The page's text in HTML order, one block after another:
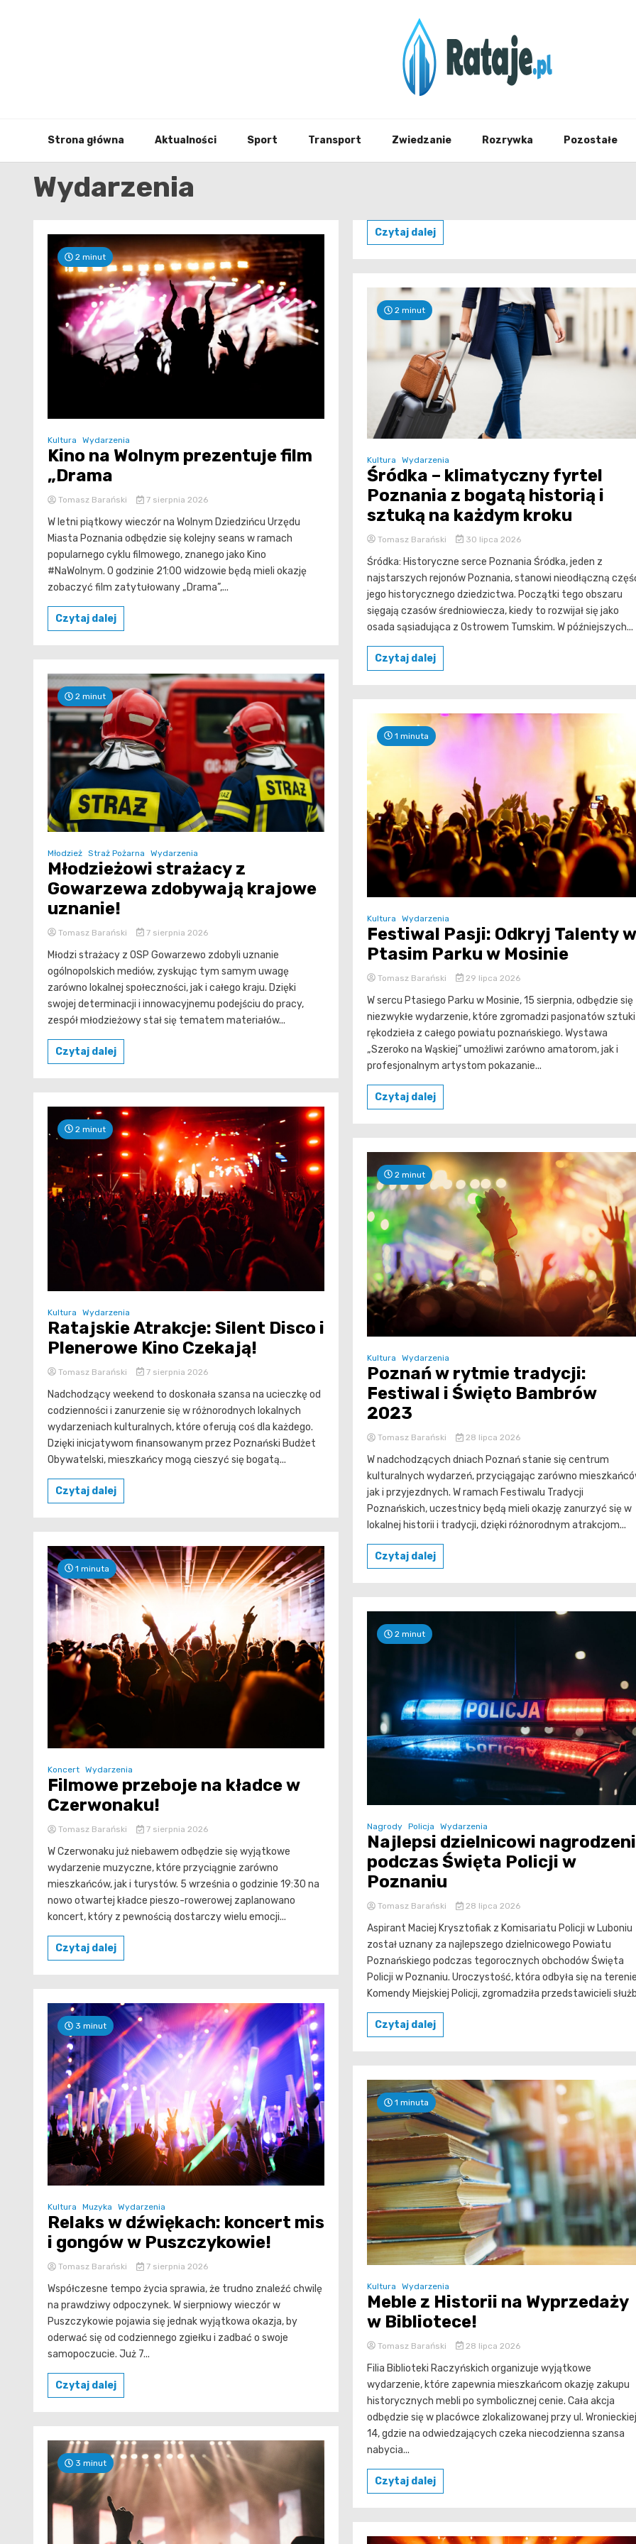
Strona główna Aktualności Sport Transport Zwiedzanie Rozrywka Pozostałe
Wydarzenia
2 minut
Kultura Wydarzenia
Kino na Wolnym prezentuje film
„Drama
Tomasz Barański 7 sierpnia 2026
W letni piątkowy wieczór na Wolnym Dziedzińcu Urzędu
Miasta Poznania odbędzie się kolejny seans w ramach
popularnego cyklu filmowego, znanego jako Kino
#NaWolnym. O godzinie 21:00 widzowie będą mieli okazję
zobaczyć film zatytułowany „Drama”,...
Czytaj dalej
2 minut
Młodzież Straż Pożarna Wydarzenia
Młodzieżowi strażacy z
Gowarzewa zdobywają krajowe
uznanie!
Tomasz Barański 7 sierpnia 2026
Młodzi strażacy z OSP Gowarzewo zdobyli uznanie
ogólnopolskich mediów, zyskując tym samym uwagę
zarówno lokalnej społeczności, jak i całego kraju. Dzięki
swojej determinacji i innowacyjnemu podejściu do pracy,
zespół młodzieżowy stał się tematem materiałów...
Czytaj dalej
2 minut
Kultura Wydarzenia
Ratajskie Atrakcje: Silent Disco i
Plenerowe Kino Czekają!
Tomasz Barański 7 sierpnia 2026
Nadchodzący weekend to doskonała szansa na ucieczkę od
codzienności i zanurzenie się w różnorodnych lokalnych
wydarzeniach kulturalnych, które oferują coś dla każdego.
Dzięki inicjatywom finansowanym przez Poznański Budżet
Obywatelski, mieszkańcy mogą cieszyć się bogatą...
Czytaj dalej
1 minuta
Koncert Wydarzenia
Filmowe przeboje na kładce w
Czerwonaku!
Tomasz Barański 7 sierpnia 2026
W Czerwonaku już niebawem odbędzie się wyjątkowe
wydarzenie muzyczne, które przyciągnie zarówno
mieszkańców, jak i turystów. 5 września o godzinie 19:30 na
nowo otwartej kładce pieszo-rowerowej zaplanowano
koncert, który z pewnością dostarczy wielu emocji...
Czytaj dalej
3 minut
Kultura Muzyka Wydarzenia
Relaks w dźwiękach: koncert mis
i gongów w Puszczykowie!
Tomasz Barański 7 sierpnia 2026
Współczesne tempo życia sprawia, że trudno znaleźć chwilę
na prawdziwy odpoczynek. W sierpniowy wieczór w
Puszczykowie pojawia się jednak wyjątkowa okazja, by
oderwać się od codziennego zgiełku i zadbać o swoje
samopoczucie. Już 7...
Czytaj dalej
3 minut
Czytaj dalej
2 minut
Kultura Wydarzenia
Śródka – klimatyczny fyrtel
Poznania z bogatą historią i
sztuką na każdym kroku
Tomasz Barański 30 lipca 2026
Śródka: Historyczne serce Poznania Śródka, jeden z
najstarszych rejonów Poznania, stanowi nieodłączną
jego historycznego dziedzictwa. Początki tego obszaru
sięgają czasów średniowiecza, kiedy to rozwijał się jako
osada sąsiadująca z Ostrowem Tumskim. W późniejszych...
Czytaj dalej
1 minuta
Kultura Wydarzenia
Festiwal Pasji: Odkryj Talenty w
Ptasim Parku w Mosinie
Tomasz Barański 29 lipca 2026
W sercu Ptasiego Parku w Mosinie, 15 sierpnia, odbędzie się
niezwykłe wydarzenie, które zgromadzi pasjonatów
rękodzieła z całego powiatu poznańskiego. Wystawa
„Szeroko na Wąskiej” umożliwi zarówno amatorom, jak i
profesjonalnym artystom pokazanie...
Czytaj dalej
2 minut
Kultura Wydarzenia
Poznań w rytmie tradycji:
Festiwal i Święto Bambrów
2023
Tomasz Barański 28 lipca 2026
W nadchodzących dniach Poznań stanie się centrum
kulturalnych wydarzeń, przyciągając zarówno
jak i przyjezdnych. W ramach Festiwalu Tradycji
Poznańskich, uczestnicy będą mieli okazję zanurzyć się w
lokalnej historii i tradycji, dzięki różnorodnym atrakcjom...
Czytaj dalej
2 minut
Nagrody Policja Wydarzenia
Najlepsi dzielnicowi nagrodzeni
podczas Święta Policji w
Poznaniu
Tomasz Barański 28 lipca 2026
Aspirant Maciej Krysztofiak z Komisariatu Policji w Luboniu
został uznany za najlepszego dzielnicowego Powiatu
Poznańskiego podczas tegorocznych obchodów Święta
Policji w Poznaniu. Uroczystość, która odbyła się na
Komendy Miejskiej Policji, zgromadziła przedstawicieli
Czytaj dalej
1 minuta
Kultura Wydarzenia
Meble z Historii na Wyprzedaży
w Bibliotece!
Tomasz Barański 28 lipca 2026
Filia Biblioteki Raczyńskich organizuje wyjątkowe
wydarzenie, które zapewnia mieszkańcom okazję zakupu
historycznych mebli po symbolicznej cenie. Cała akcja
odbędzie się w placówce zlokalizowanej przy ul. Wronieckiej
14, gdzie na odwiedzających czeka niecodzienna szansa
nabycia...
Czytaj dalej